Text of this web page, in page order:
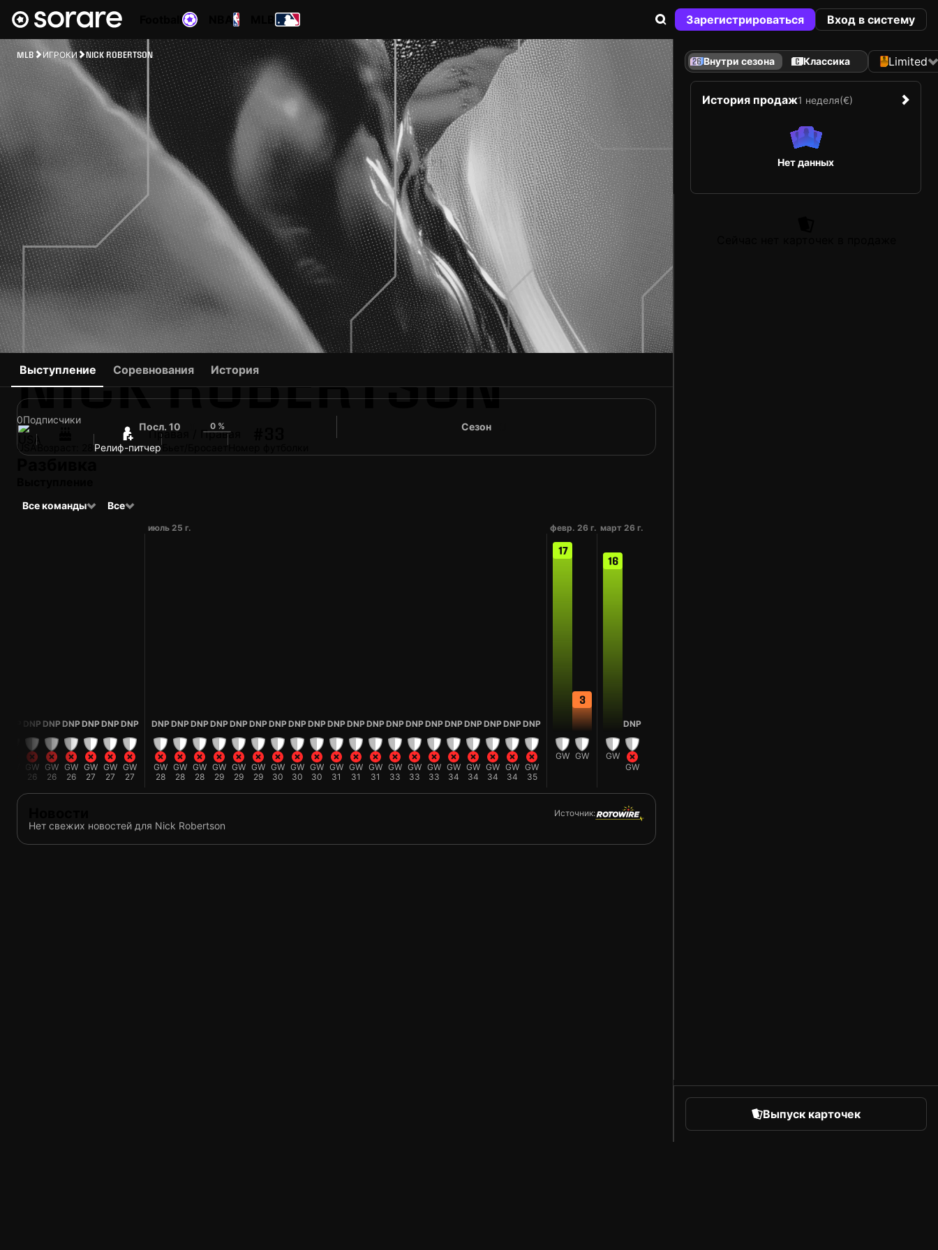
Зарегистрироваться Вход в систему
MLB ИГРОКИ NICK ROBERTSON
NICK ROBERTSON
0Подписчики
USA Релиф-питчер
Правая / Правая
Выступление Соревнования История
Посл. 10 0 % Сезон
Все команды Все
DNP
GW
26
DNP
GW
26
DNP
GW
26
DNP
GW
27
DNP
GW
27
DNP
GW
27
июль 25 г.
DNP
GW
28
DNP
GW
28
DNP
GW
28
DNP
GW
29
DNP
GW
29
DNP
GW
29
DNP
GW
30
DNP
GW
30
DNP
GW
30
DNP
GW
31
DNP
GW
31
DNP
GW
31
DNP
GW
33
DNP
GW
33
DNP
GW
33
DNP
GW
34
DNP
GW
34
DNP
GW
34
DNP
GW
34
DNP
GW
35
февр. 26 г.
17
GW
3
GW
март 26 г.
16
GW
DNP
GW
Источник:
Нет свежих новостей для Nick Robertson
Внутри сезона Классика Limited
История продаж1 неделя(€)
Нет данных
Выпуск карточек